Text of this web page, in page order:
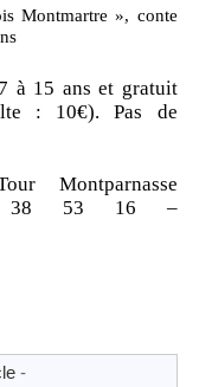
Montmartre », conte
à 15 ans et gratuit
: 10€). Pas de
Montparnasse
38 53 16 –
-